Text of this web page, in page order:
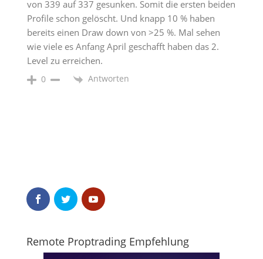
von 339 auf 337 gesunken. Somit die ersten beiden
Profile schon gelöscht. Und knapp 10 % haben
bereits einen Draw down von >25 %. Mal sehen
wie viele es Anfang April geschafft haben das 2.
Level zu erreichen.
0 Antworten
Remote Proptrading Empfehlung